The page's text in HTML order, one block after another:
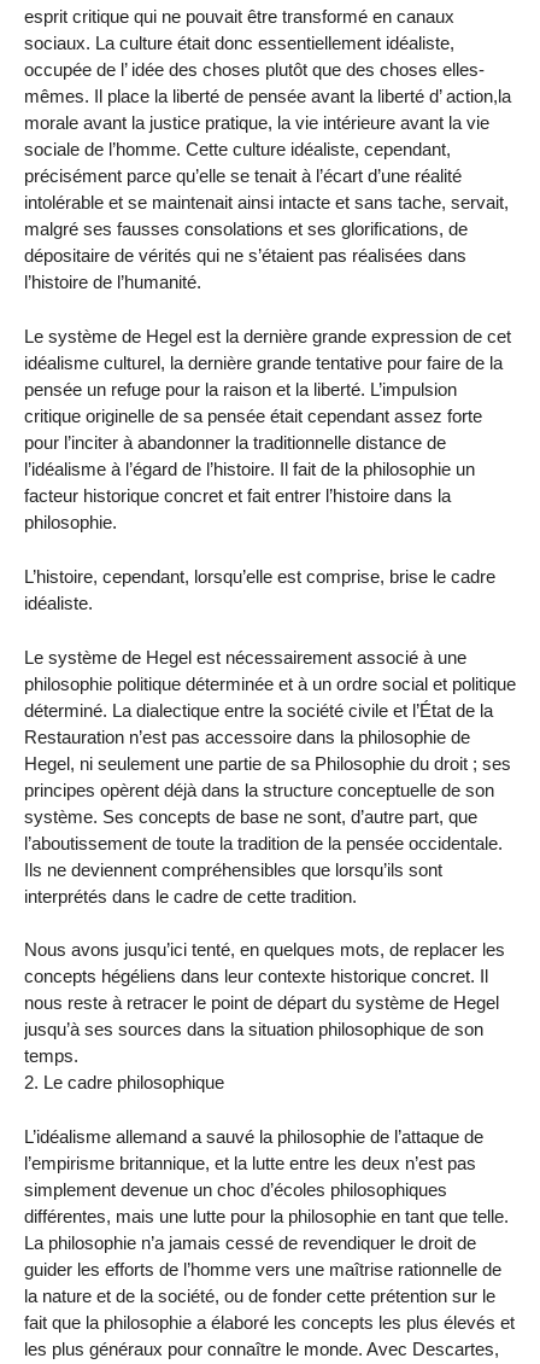
esprit critique qui ne pouvait être transformé en canaux
sociaux. La culture était donc essentiellement idéaliste,
occupée de l’ idée des choses plutôt que des choses elles-
mêmes. Il place la liberté de pensée avant la liberté d’ action,la
morale avant la justice pratique, la vie intérieure avant la vie
sociale de l’homme. Cette culture idéaliste, cependant,
précisément parce qu’elle se tenait à l’écart d’une réalité
intolérable et se maintenait ainsi intacte et sans tache, servait,
malgré ses fausses consolations et ses glorifications, de
dépositaire de vérités qui ne s’étaient pas réalisées dans
l’histoire de l’humanité.
Le système de Hegel est la dernière grande expression de cet
idéalisme culturel, la dernière grande tentative pour faire de la
pensée un refuge pour la raison et la liberté. L’impulsion
critique originelle de sa pensée était cependant assez forte
pour l’inciter à abandonner la traditionnelle distance de
l’idéalisme à l’égard de l’histoire. Il fait de la philosophie un
facteur historique concret et fait entrer l’histoire dans la
philosophie.
L’histoire, cependant, lorsqu’elle est comprise, brise le cadre
idéaliste.
Le système de Hegel est nécessairement associé à une
philosophie politique déterminée et à un ordre social et politique
déterminé. La dialectique entre la société civile et l’État de la
Restauration n’est pas accessoire dans la philosophie de
Hegel, ni seulement une partie de sa Philosophie du droit ; ses
principes opèrent déjà dans la structure conceptuelle de son
système. Ses concepts de base ne sont, d’autre part, que
l’aboutissement de toute la tradition de la pensée occidentale.
Ils ne deviennent compréhensibles que lorsqu’ils sont
interprétés dans le cadre de cette tradition.
Nous avons jusqu’ici tenté, en quelques mots, de replacer les
concepts hégéliens dans leur contexte historique concret. Il
nous reste à retracer le point de départ du système de Hegel
jusqu’à ses sources dans la situation philosophique de son
temps.
2. Le cadre philosophique
L’idéalisme allemand a sauvé la philosophie de l’attaque de
l’empirisme britannique, et la lutte entre les deux n’est pas
simplement devenue un choc d’écoles philosophiques
différentes, mais une lutte pour la philosophie en tant que telle.
La philosophie n’a jamais cessé de revendiquer le droit de
guider les efforts de l’homme vers une maîtrise rationnelle de
la nature et de la société, ou de fonder cette prétention sur le
fait que la philosophie a élaboré les concepts les plus élevés et
les plus généraux pour connaître le monde. Avec Descartes,